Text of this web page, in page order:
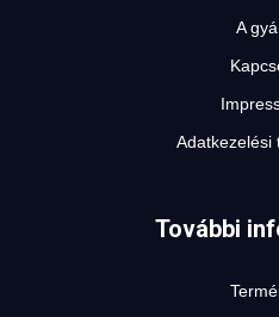
A
Adatkezelési
További